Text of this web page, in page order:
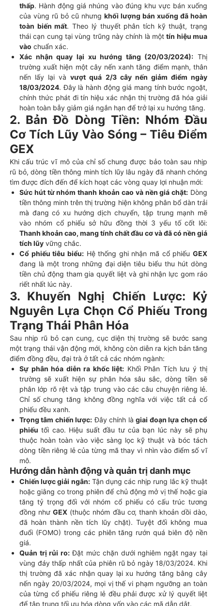
thấp. Hành động giá nhúng vào đúng khu vực bán xuống
của vùng rũ bỏ cũ nhưng khối lượng bán xuống đã hoàn
toàn biến mất. Theo lý thuyết phân tích kỹ thuật, trạng
thái cạn cung tại vùng trũng này chính là mộttín hiệu mua
vào chuẩn xác.
Xác nhận quay lại xu hướng tăng (20/03/2024): Thị
trường xuất hiện một cây nến xanh tăng điểm mạnh, thân
nến lấy lại vàvượt quá 2/3 cây nến giảm điểm ngày
18/03/2024. Đây là hành động giá mang tính bước ngoặt,
chính thức phát đi tín hiệu xác nhận thị trường đã hóa giải
hoàn toàn bẫy giảm giá ngắn hạn để trở lại xu hướng tăng.
2. Bản Đồ Dòng Tiền: Nhóm Đầu
Cơ Tích Lũy Vào Sóng – Tiêu Điểm
GEX
Khi cấu trúc vĩ mô của chỉ số chung được bảo toàn sau nhịp
rũ bỏ, dòng tiền thông minh tích lũy lâu ngày đã nhanh chóng
tìm được đích đến để kích hoạt các vòng quay lợi nhuận mới:
Sức hút từ nhóm thanh khoản cao và nền giá chặt: Dòng
tiền thông minh trên thị trường hiện không phân bổ dàn trải
mà đang có xu hướng dịch chuyển, tập trung mạnh mẽ
vào nhóm cổ phiếu sở hữu đồng thời 3 yếu tố cốt lõi:
Thanh khoản cao, mang tính chất đầu cơ và đã có nền giá
tích lũy vững chắc.
Cổ phiếu tiêu biểu:Hệ thống ghi nhận mã cổ phiếuGEX
đang là một trong những đại diện tiêu biểu thu hút dòng
tiền chủ động tham gia quyết liệt và ghi nhận lực gom ráo
riết nhất lúc này.
3. Khuyến Nghị Chiến Lược: Kỷ
Nguyên Lựa Chọn Cổ Phiếu Trong
Trạng Thái Phân Hóa
Sau nhịp rũ bỏ cạn cung, cục diện thị trường sẽ bước sang
một trạng thái vận động mới, không còn diễn ra kịch bản tăng
điểm đồng đều, đại trà ở tất cả các nhóm ngành:
Sự phân hóa diễn ra khốc liệt: Khối Phân Tích lưu ý thị
trường sẽ xuất hiện sự phân hóa sâu sắc, dòng tiền sẽ
phân lớp rõ rệt và tập trung vào các câu chuyện riêng lẻ.
Chỉ số chung tăng không đồng nghĩa với việc tất cả cổ
phiếu đều xanh.
Trọng tâm chiến lược: Đây chính làgiai đoạn lựa chọn cổ
phiếu tối cao. Hiệu suất đầu tư của bạn lúc này sẽ phụ
thuộc hoàn toàn vào việc sàng lọc kỹ thuật và bóc tách
dòng tiền riêng lẻ của từng mã thay vì nhìn vào điểm số vĩ
mô.
Hướng dẫn hành động và quản trị danh mục
Chiến lược giải ngân:Tận dụng các nhịp rung lắc kỹ thuật
hoặc giằng co trong phiên để chủ động mở vị thế hoặc gia
tăng tỷ trọng đối với nhóm cổ phiếu có cấu trúc tương
đồng nhưGEX (thuộc nhóm đầu cơ, thanh khoản dồi dào,
đã hoàn thành nền tích lũy chặt). Tuyệt đối không mua
đuổi (FOMO) trong các phiên tăng rướn quá biên độ nền
giá.
Quản trị rủi ro:Đặt mức chặn dưới nghiêm ngặt ngay tại
vùng đáy thấp nhất của phiên rũ bỏ ngày 18/03/2024. Khi
thị trường đã xác nhận quay lại xu hướng tăng bằng cây
nến ngày 20/03/2024, mọi vị thế vi phạm ngưỡng an toàn
của từng cổ phiếu riêng lẻ đều phải được xử lý quyết liệt
để tập trung tối ưu hóa dòng vốn vào các mã dẫn dắt.